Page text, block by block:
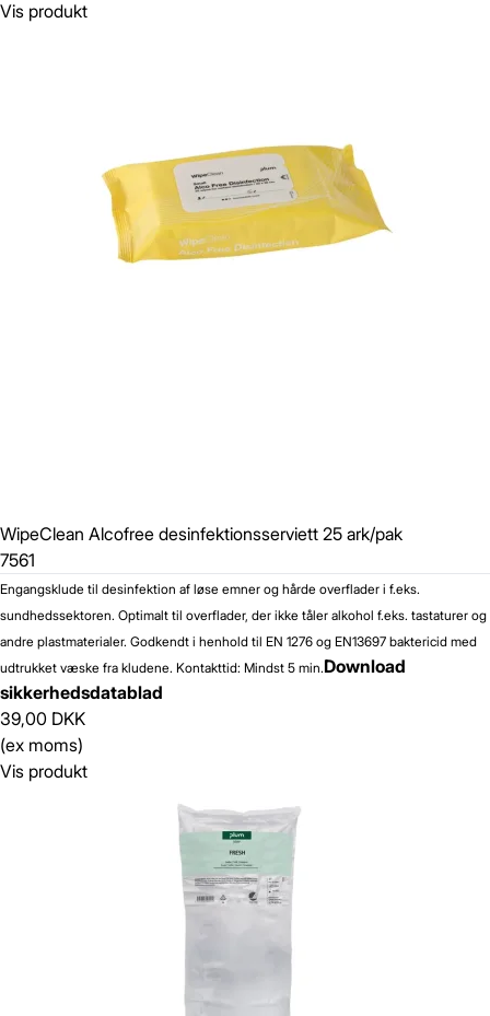
Vis produkt
WipeClean Alcofree desinfektionsserviett 25 ark/pak
7561
Engangsklude til desinfektion af løse emner og hårde overflader i f.eks.
sundhedssektoren. Optimalt til overflader, der ikke tåler alkohol f.eks. tastaturer og
andre plastmaterialer. Godkendt i henhold til EN 1276 og EN13697 baktericid med
udtrukket væske fra kludene. Kontakttid: Mindst 5 min.Download
sikkerhedsdatablad
39,00 DKK
(ex moms)
Vis produkt